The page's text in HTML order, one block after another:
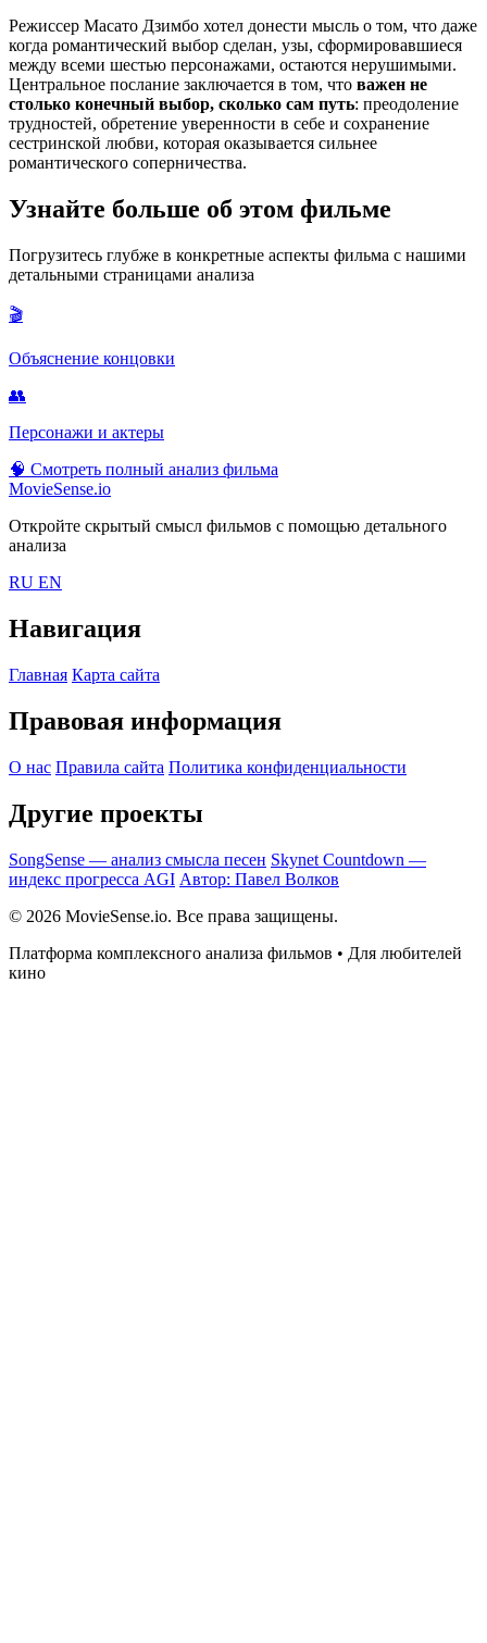
Режиссер Масато Дзимбо хотел донести мысль о том, что даже
когда романтический выбор сделан, узы, сформировавшиеся
между всеми шестью персонажами, остаются нерушимыми.
Центральное послание заключается в том, что важен не
столько конечный выбор, сколько сам путь: преодоление
трудностей, обретение уверенности в себе и сохранение
сестринской любви, которая оказывается сильнее
романтического соперничества.
Узнайте больше об этом фильме
Погрузитесь глубже в конкретные аспекты фильма с нашими
детальными страницами анализа
🎬
Объяснение концовки
👥
Персонажи и актеры
🧠 Смотреть полный анализ фильма
MovieSense.io
Откройте скрытый смысл фильмов с помощью детального
анализа
RU EN
Навигация
Главная Карта сайта
Правовая информация
О нас Правила сайта Политика конфиденциальности
Другие проекты
SongSense — анализ смысла песен Skynet Countdown —
индекс прогресса AGI Автор: Павел Волков
© 2026 MovieSense.io. Все права защищены.
Платформа комплексного анализа фильмов • Для любителей
кино